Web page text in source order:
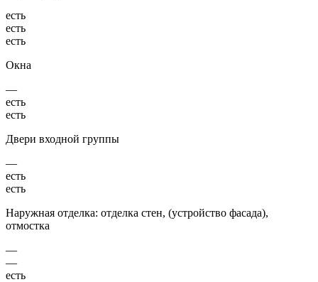
есть
есть
есть
Окна
—
есть
есть
Двери входной группы
—
есть
есть
Наружная отделка: отделка стен, (устройство фасада),
отмостка
—
—
есть